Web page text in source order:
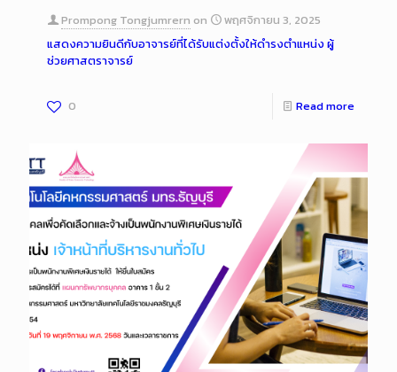
Prompong Tongjumrern on
พฤศจิกายน 3, 2025
แสดงความยินดีกับอาจารย์ที่ได้รับแต่งตั้งให้ดำรงตำแหน่ง ผู้
ช่วยศาสตราจารย์
0 Read more